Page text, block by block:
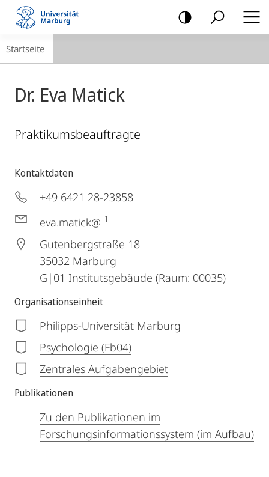
Mobile-
Navigation
Navigation
Startseite
Dr. Eva Matick
Praktikumsbeauftragte
Kontaktdaten
+49 6421 28-23858
eva.matick@ 1
Gutenbergstraße 18
35032 Marburg
G|01 Institutsgebäude (Raum: 00035)
Organisationseinheit
Philipps-Universität Marburg
Psychologie (Fb04)
Zentrales Aufgabengebiet
Publikationen
Zu den Publikationen im
Forschungsinformationssystem (im Aufbau)